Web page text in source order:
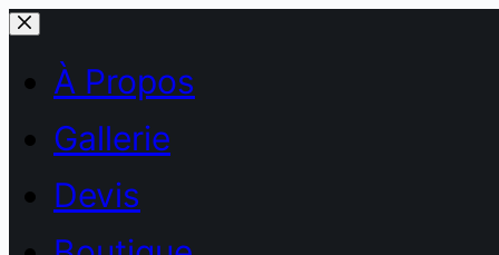
Passer
contenuÀ Propos
Gallerie
Devis